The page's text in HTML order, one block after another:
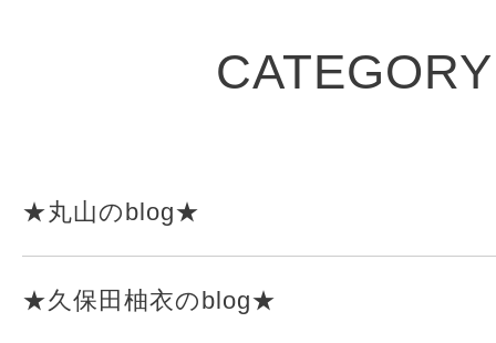
CATEGORY
★丸山のblog★
★久保田柚衣のblog★